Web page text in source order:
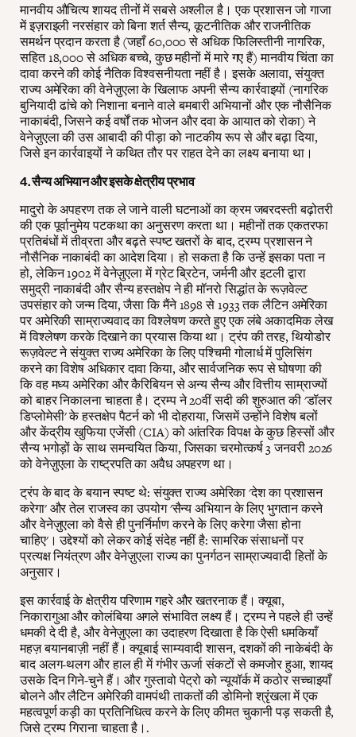
मानवीय औचित्य शायद तीनों में सबसे अश्लील है। एक प्रशासन जो गाजा
में इज़राइली नरसंहार को बिना शर्त सैन्य, कूटनीतिक और राजनीतिक
समर्थन प्रदान करता है (जहाँ 60,000 से अधिक फिलिस्तीनी नागरिक,
सहित 18,000 से अधिक बच्चे, कुछ महीनों में मारे गए हैं) मानवीय चिंता का
दावा करने की कोई नैतिक विश्वसनीयता नहीं है। इसके अलावा, संयुक्त
राज्य अमेरिका की वेनेज़ुएला के खिलाफ अपनी सैन्य कार्रवाइयों (नागरिक
बुनियादी ढांचे को निशाना बनाने वाले बमबारी अभियानों और एक नौसैनिक
नाकाबंदी, जिसने कई वर्षों तक भोजन और दवा के आयात को रोका) ने
वेनेज़ुएला की उस आबादी की पीड़ा को नाटकीय रूप से और बढ़ा दिया,
जिसे इन कार्रवाइयों ने कथित तौर पर राहत देने का लक्ष्य बनाया था।
4. सैन्य अभियान और इसके क्षेत्रीय प्रभाव
मादुरो के अपहरण तक ले जाने वाली घटनाओं का क्रम जबरदस्ती बढ़ोतरी
की एक पूर्वानुमेय पटकथा का अनुसरण करता था। महीनों तक एकतरफा
प्रतिबंधों में तीव्रता और बढ़ते स्पष्ट खतरों के बाद, ट्रम्प प्रशासन ने
नौसैनिक नाकाबंदी का आदेश दिया। हो सकता है कि उन्हें इसका पता न
हो, लेकिन 1902 में वेनेज़ुएला में ग्रेट ब्रिटेन, जर्मनी और इटली द्वारा
समुद्री नाकाबंदी और सैन्य हस्तक्षेप ने ही मॉनरो सिद्धांत के रूज़वेल्ट
उपसंहार को जन्म दिया, जैसा कि मैंने 1898 से 1933 तक लैटिन अमेरिका
पर अमेरिकी साम्राज्यवाद का विश्लेषण करते हुए एक लंबे अकादमिक लेख
में विश्लेषण करके दिखाने का प्रयास किया था। ट्रंप की तरह, थियोडोर
रूज़वेल्ट ने संयुक्त राज्य अमेरिका के लिए पश्चिमी गोलार्ध में पुलिसिंग
करने का विशेष अधिकार दावा किया, और सार्वजनिक रूप से घोषणा की
कि वह मध्य अमेरिका और कैरिबियन से अन्य सैन्य और वित्तीय साम्राज्यों
को बाहर निकालना चाहता है। ट्रम्प ने 20वीं सदी की शुरुआत की 'डॉलर
डिप्लोमेसी' के हस्तक्षेप पैटर्न को भी दोहराया, जिसमें उन्होंने विशेष बलों
और केंद्रीय खुफिया एजेंसी (CIA) को आंतरिक विपक्ष के कुछ हिस्सों और
सैन्य भगोड़ों के साथ समन्वयित किया, जिसका चरमोत्कर्ष 3 जनवरी 2026
को वेनेज़ुएला के राष्ट्रपति का अवैध अपहरण था।
ट्रंप के बाद के बयान स्पष्ट थे: संयुक्त राज्य अमेरिका 'देश का प्रशासन
करेगा' और तेल राजस्व का उपयोग 'सैन्य अभियान के लिए भुगतान करने
और वेनेज़ुएला को वैसे ही पुनर्निर्माण करने के लिए करेगा जैसा होना
चाहिए'। उद्देश्यों को लेकर कोई संदेह नहीं है: सामरिक संसाधनों पर
प्रत्यक्ष नियंत्रण और वेनेज़ुएला राज्य का पुनर्गठन साम्राज्यवादी हितों के
अनुसार।
इस कार्रवाई के क्षेत्रीय परिणाम गहरे और खतरनाक हैं। क्यूबा,
निकारागुआ और कोलंबिया अगले संभावित लक्ष्य हैं। ट्रम्प ने पहले ही उन्हें
धमकी दे दी है, और वेनेज़ुएला का उदाहरण दिखाता है कि ऐसी धमकियाँ
महज़ बयानबाज़ी नहीं हैं। क्यूबाई साम्यवादी शासन, दशकों की नाकेबंदी के
बाद अलग-थलग और हाल ही में गंभीर ऊर्जा संकटों से कमजोर हुआ, शायद
उसके दिन गिने-चुने हैं। और गुस्तावो पेट्रो को न्यूयॉर्क में कठोर सच्चाइयाँ
बोलने और लैटिन अमेरिकी वामपंथी ताकतों की डोमिनो श्रृंखला में एक
महत्वपूर्ण कड़ी का प्रतिनिधित्व करने के लिए कीमत चुकानी पड़ सकती है,
जिसे ट्रम्प गिराना चाहता है।.